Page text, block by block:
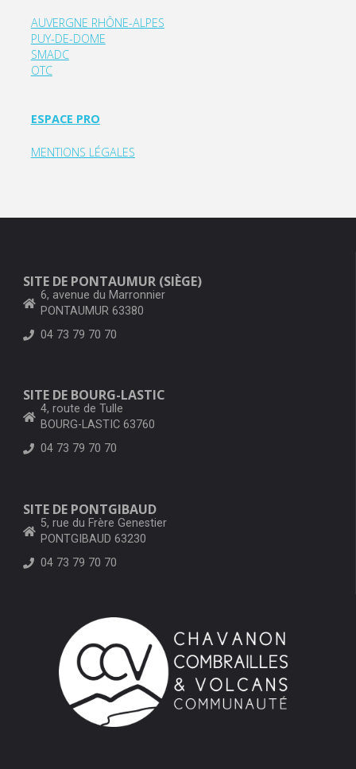
AUVERGNE RHÔNE-ALPES
PUY-DE-DOME
SMADC
OTC
ESPACE PRO
MENTIONS LÉGALES
SITE DE PONTAUMUR (SIÈGE)
6, avenue du Marronnier
PONTAUMUR 63380
04 73 79 70 70
SITE DE BOURG-LASTIC
4, route de Tulle
BOURG-LASTIC 63760
04 73 79 70 70
SITE DE PONTGIBAUD
5, rue du Frère Genestier
PONTGIBAUD 63230
04 73 79 70 70